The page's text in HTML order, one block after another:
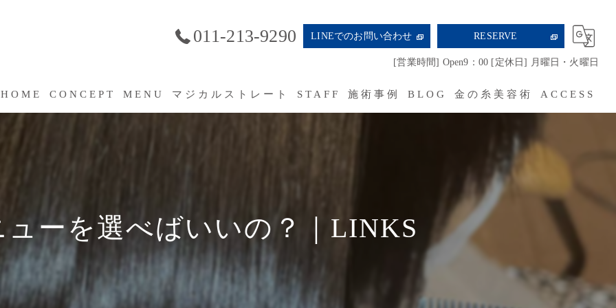
011-213-9290 LINEでのお問い合わせ RESERVE
[営業時間] Open9：00 [定休日] 月曜日・火曜日
HOME CONCEPT MENU マジカルストレート STAFF 施術事例 BLOG 金の糸美容術 ACCESS
ーを選べばいいの？｜LINKS